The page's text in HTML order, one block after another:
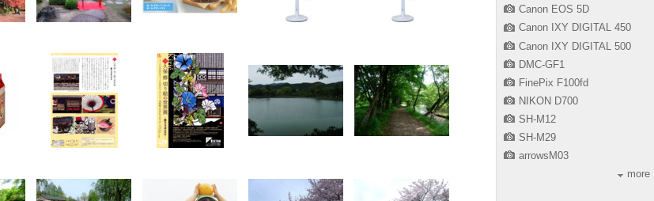
Canon EOS 5D
Canon IXY DIGITAL 450
Canon IXY DIGITAL 500
DMC-GF1
FinePix F100fd
NIKON D700
SH-M12
SH-M29
arrowsM03
more